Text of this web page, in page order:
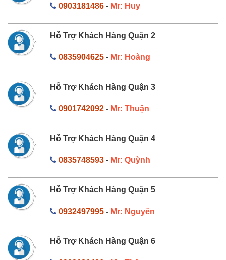
0903181486- Mr: Huy
Hỗ Trợ Khách Hàng Quận 2
0835904625- Mr: Hoàng
Hỗ Trợ Khách Hàng Quận 3
0901742092- Mr: Thuận
Hỗ Trợ Khách Hàng Quận 4
0835748593- Mr: Quỳnh
Hỗ Trợ Khách Hàng Quận 5
0932497995- Mr: Nguyên
Hỗ Trợ Khách Hàng Quận 6